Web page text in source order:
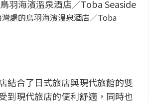
處的鳥羽海濱溫泉酒店／Toba
結合了日式旅店與現代旅館的雙
到現代旅店的便利舒適，同時也